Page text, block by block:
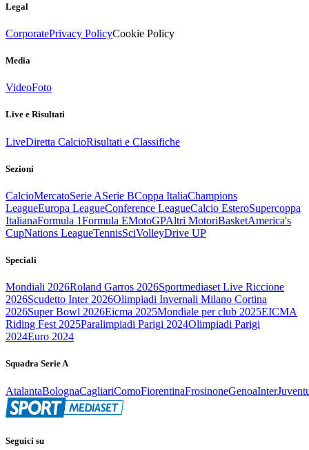
Legal
CorporatePrivacy PolicyCookie Policy
Media
VideoFoto
Live e Risultati
LiveDiretta CalcioRisultati e Classifiche
Sezioni
CalcioMercatoSerie ASerie BCoppa ItaliaChampions
LeagueEuropa LeagueConference LeagueCalcio EsteroSupercoppa
ItalianaFormula 1Formula EMotoGPAltri MotoriBasketAmerica's
CupNations LeagueTennisSciVolleyDrive UP
Speciali
Mondiali 2026Roland Garros 2026Sportmediaset Live Riccione
2026Scudetto Inter 2026Olimpiadi Invernali Milano Cortina
2026Super Bowl 2026Eicma 2025Mondiale per club 2025EICMA
Riding Fest 2025Paralimpiadi Parigi 2024Olimpiadi Parigi
2024Euro 2024
Squadra Serie A
AtalantaBolognaCagliariComoFiorentinaFrosinoneGenoaInter
Seguici su